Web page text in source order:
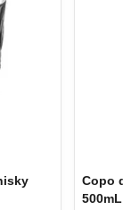
Copo